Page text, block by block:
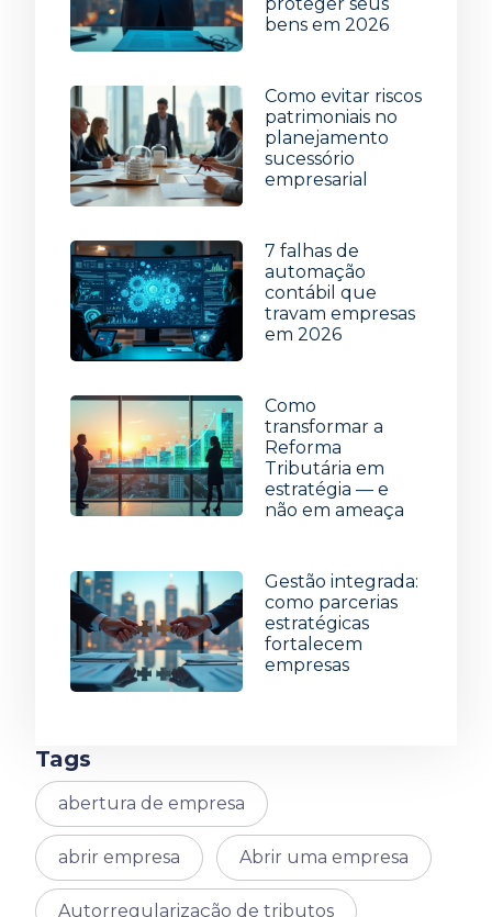
bens em 2026
Como evitar riscos
patrimoniais no
planejamento
sucessório
empresarial
7 falhas de
automação
contábil que
travam empresas
em 2026
Como
transformar a
Reforma
Tributária em
estratégia — e
não em ameaça
Gestão integrada:
como parcerias
estratégicas
fortalecem
empresas
Tags
abertura de empresa
abrir empresa Abrir uma empresa
Autorregularização de tributos